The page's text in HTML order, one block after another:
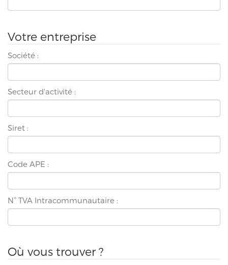
Votre entreprise
Société :
Secteur d'activité :
Siret :
Code APE :
N° TVA Intracommunautaire :
Où vous trouver ?